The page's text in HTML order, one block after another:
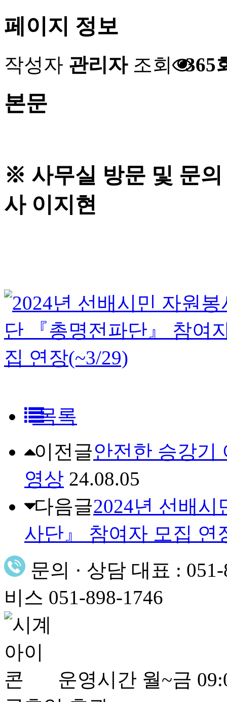
페이지 정보
작성자 관리자 조회 365
본문
※ 사무실 방문 및 문의
사 이지현
목록
이전글안전한 승강기
영상 24.08.05
다음글2024년 선배
사단』 참여자 모집 연
문의 · 상담 대표 :
비스 051-898-1746
운영시간 월~금